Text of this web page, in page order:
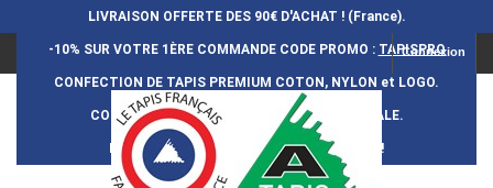
LIVRAISON OFFERTE DES 90€ D'ACHAT ! (France).
-10% SUR VOTRE 1ÈRE COMMANDECODE PROMO : TAPISPRO
CONFECTION DE TAPIS PREMIUM COTON, NYLON et LOGO.
CONFECTION FRANÇ AISE et 100% ARTISANALE.
DURÉE DE VIE DES TAPIS : 5 ANS ENVIRON !
Connexion